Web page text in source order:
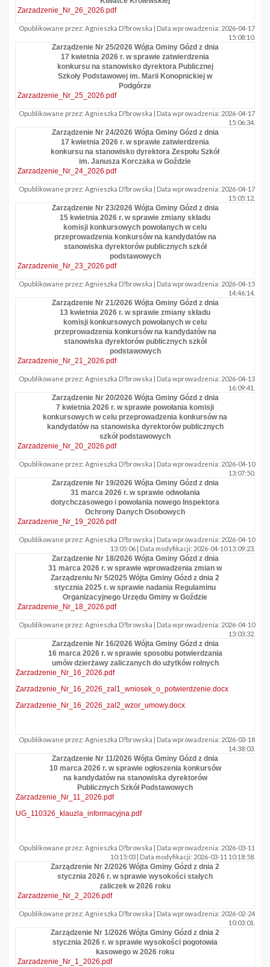
Zarzadzenie_Nr_26_2026.pdf
Opublikowane przez: Agnieszka D?browska | Data wprowadzenia: 2026-04-17
15:08:10.
Zarządzenie Nr 25/2026 Wójta Gminy Gózd z dnia
17 kwietnia 2026 r. w sprawie zatwierdzenia
konkursu na stanowisko dyrektora Publicznej
Szkoły Podstawowej im. Marii Konopnickiej w
Podgórze
Zarzadzenie_Nr_25_2026.pdf
Opublikowane przez: Agnieszka D?browska | Data wprowadzenia: 2026-04-17
15:06:34.
Zarządzenie Nr 24/2026 Wójta Gminy Gózd z dnia
17 kwietnia 2026 r. w sprawie zatwierdzenia
konkursu na stanowisko dyrektora Zespołu Szkół
im. Janusza Korczaka w Goździe
Zarzadzenie_Nr_24_2026.pdf
Opublikowane przez: Agnieszka D?browska | Data wprowadzenia: 2026-04-17
15:05:12.
Zarządzenie Nr 23/2026 Wójta Gminy Gózd z dnia
15 kwietnia 2026 r. w sprawie zmiany składu
komisji konkursowych powołanych w celu
przeprowadzenia konkursów na kandydatów na
stanowiska dyrektorów publicznych szkół
podstawowych
Zarzadzenie_Nr_23_2026.pdf
Opublikowane przez: Agnieszka D?browska | Data wprowadzenia: 2026-04-15
14:46:14.
Zarządzenie Nr 21/2026 Wójta Gminy Gózd z dnia
13 kwietnia 2026 r. w sprawie zmiany składu
komisji konkursowych powołanych w celu
przeprowadzenia konkursów na kandydatów na
stanowiska dyrektorów publicznych szkół
podstawowych
Zarzadzenie_Nr_21_2026.pdf
Opublikowane przez: Agnieszka D?browska | Data wprowadzenia: 2026-04-13
16:09:41.
Zarządzenie Nr 20/2026 Wójta Gminy Gózd z dnia
7 kwietnia 2026 r. w sprawie powołania komisji
konkursowych w celu przeprowadzenia konkursów na
kandydatów na stanowiska dyrektorów publicznych
szkół podstawowych
Zarzadzenie_Nr_20_2026.pdf
Opublikowane przez: Agnieszka D?browska | Data wprowadzenia: 2026-04-10
13:07:50.
Zarządzenie Nr 19/2026 Wójta Gminy Gózd z dnia
31 marca 2026 r. w sprawie odwołania
dotychczasowego i powołania nowego Inspektora
Ochrony Danych Osobowych
Zarzadzenie_Nr_19_2026.pdf
Opublikowane przez: Agnieszka D?browska | Data wprowadzenia: 2026-04-10
13:05:06 | Data modyfikacji: 2026-04-10 13:09:23.
Zarządzenie Nr 18/2026 Wójta Gminy Gózd z dnia
31 marca 2026 r. w sprawie wprowadzenia zmian w
Zarządzeniu Nr 5/2025 Wójta Gminy Gózd z dnia 2
stycznia 2025 r. w sprawie nadania Regulaminu
Organizacyjnego Urzędu Gminy w Goździe
Zarzadzenie_Nr_18_2026.pdf
Opublikowane przez: Agnieszka D?browska | Data wprowadzenia: 2026-04-10
13:03:32.
Zarządzenie Nr 16/2026 Wójta Gminy Gózd z dnia
16 marca 2026 r. w sprawie sposobu potwierdzania
umów dzierżawy zaliczanych do użytków rolnych
Zarzadzenie_Nr_16_2026.pdf
Zarzadzenie_Nr_16_2026_zal1_wniosek_o_potwierdzenie.docx
Zarzadzenie_Nr_16_2026_zal2_wzor_umowy.docx
Opublikowane przez: Agnieszka D?browska | Data wprowadzenia: 2026-03-18
14:38:03.
Zarządzenie Nr 11/2026 Wójta Gminy Gózd z dnia
10 marca 2026 r. w sprawie ogłoszenia konkursów
na kandydatów na stanowiska dyrektorów
Publicznych Szkół Podstawowych
Zarzadzenie_Nr_11_2026.pdf
UG_110326_klauzla_informacyjna.pdf
Opublikowane przez: Agnieszka D?browska | Data wprowadzenia: 2026-03-11
10:15:03 | Data modyfikacji: 2026-03-11 10:18:58.
Zarządzenie Nr 2/2026 Wójta Gminy Gózd z dnia 2
stycznia 2026 r. w sprawie wysokości stałych
zaliczek w 2026 roku
Zarzadzenie_Nr_2_2026.pdf
Opublikowane przez: Agnieszka D?browska | Data wprowadzenia: 2026-02-24
10:03:01.
Zarządzenie Nr 1/2026 Wójta Gminy Gózd z dnia 2
stycznia 2026 r. w sprawie wysokości pogotowia
kasowego w 2026 roku
Zarzadzenie_Nr_1_2026.pdf